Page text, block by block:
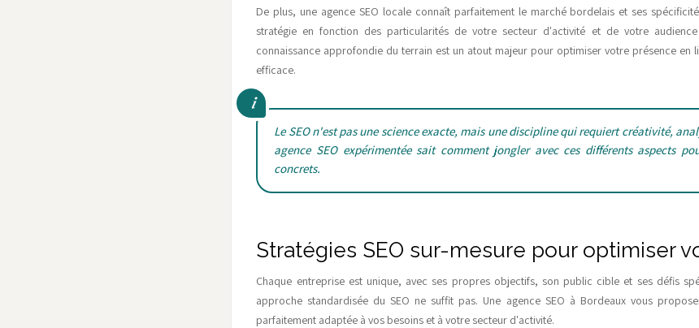
De plus, une agence SEO locale connaît parfaitement le marché bordelais et ses
stratégie en fonction des particularités de votre secteur d'activité et de votre
connaissance approfondie du terrain est un atout majeur pour optimiser votre présence en
efficace.
Le SEO n'est pas une science exacte, mais une discipline qui requiert créativité,
agence SEO expérimentée sait comment jongler avec ces différents aspects
concrets.
Stratégies SEO sur-mesure pour optimiser
Chaque entreprise est unique, avec ses propres objectifs, son public cible et ses défis
approche standardisée du SEO ne suffit pas. Une agence SEO à Bordeaux vous
parfaitement adaptée à vos besoins et à votre secteur d'activité.